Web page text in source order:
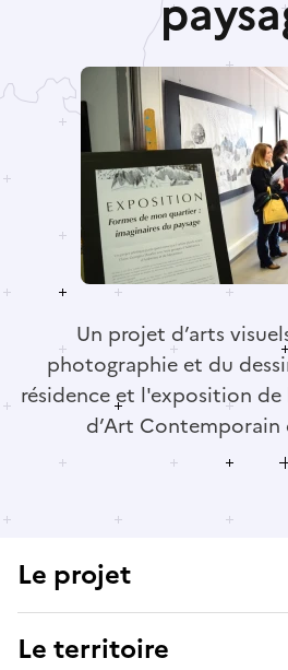
Un projet d’arts
photographie et du
résidence et l'exposition de
d’Art Contemporain
Le projet
Le territoire